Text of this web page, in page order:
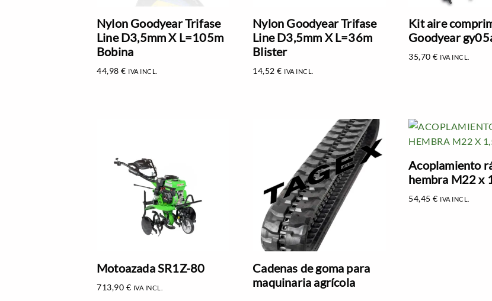
Nylon Goodyear Trifase
Line D3,5mm X L=105m
Bobina
44,98 € IVA INCL.
Nylon Goodyear Trifase
Line D3,5mm X L=36m
Blister
14,52€ IVA INCL.
Kit aire
Goodyear
35,70€ IVA INCL.
Motoazada SR1Z-80
713,90 € IVA INCL.
Cadenas de goma para
maquinaria agrícola
Acoplamiento
hembra M22 x
54,45€ IVA INCL.